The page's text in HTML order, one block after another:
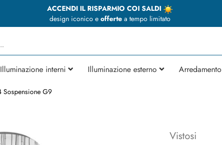
ACCENDI IL RISPARMIO COI SALDI
design iconico e offertea tempo limitato
Illuminazione interni Illuminazione esterno Arredamento
Sospensione G9
Vistosi